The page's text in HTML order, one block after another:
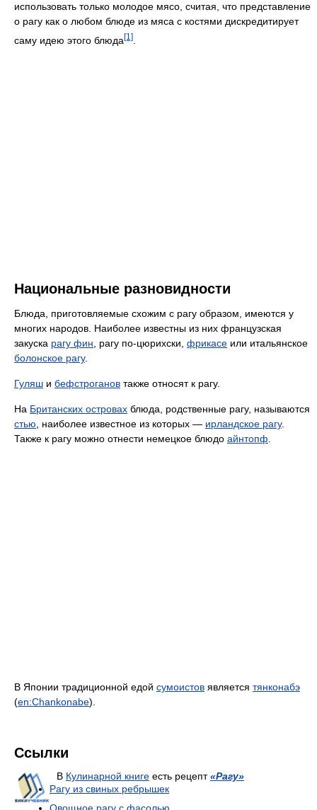
использовать только молодое мясо, считая, что представление
о рагу как о любом блюде из мяса с костями дискредитирует
саму идею этого блюда [1]
Национальные разновидности
Блюда, приготовляемые схожим с рагу образом, имеются у
многих народов. Наиболее известны из них французская
закуска рагу фин , рагу по-цюрихски, фрикасе или итальянское
болонское рагу.
Гуляш и бефстроганов также относят к рагу.
На Британских островах блюда, родственные рагу, называются
стью , наиболее известное из которых — ирландское рагу.
Также к рагу можно отнести немецкое блюдо айнтопф
В Японии традиционной едой сумоистов является тянконабэ
(en:Chankonabe).
Ссылки
В Кулинарной книге есть рецепт«Рагу»
Рагу из свиных ребрышек